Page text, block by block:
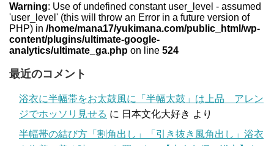
Warning: Use of undefined constant user_level - assumed
'user_level' (this will throw an Error in a future version of
PHP) in /home/mana17/yukimana.com/public_html/wp-
content/plugins/ultimate-google-
analytics/ultimate_ga.php on line 524
最近のコメント
浴衣に半幅帯をお太鼓風に「半幅太鼓」は上品 アレン
ジでホッソリ見せる に 日本文化大好き より
半幅帯の結び方「割角出し」「引き抜き風角出し」浴衣